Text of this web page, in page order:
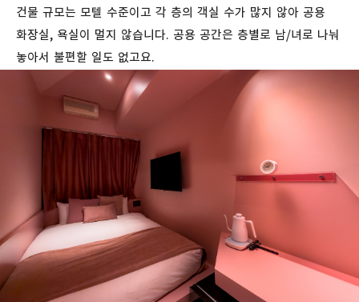
건물 규모는 모텔 수준이고 각 층의 객실 수가 많지 않아 공용
화장실, 욕실이 멀지 않습니다. 공용 공간은 층별로 남/녀로 나눠
놓아서 불편할 일도 없고요.